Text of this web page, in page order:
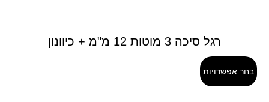
רגל סיכה 3 מוטות 12 מ"מ + כיוונון
בחר אפשרויות